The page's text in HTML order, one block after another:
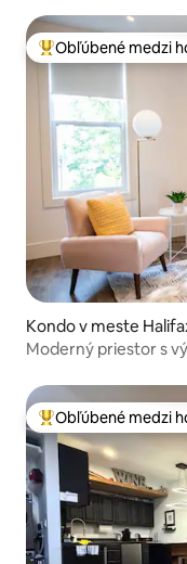
Najobľúbenejšie
Obľúbené medzi
Kondo v meste
Moderný priestor s
Najobľúbenejšie
Obľúbené medzi